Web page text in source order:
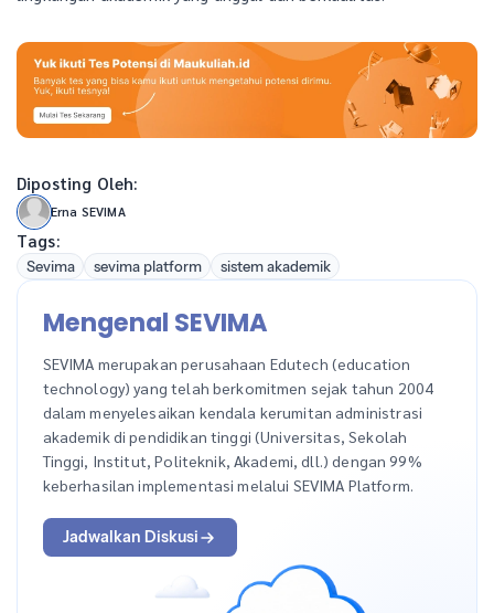
Diposting Oleh:
Erna SEVIMA
Tags:
Sevima sevima platform sistem akademik
Mengenal SEVIMA
SEVIMA merupakan perusahaan Edutech (education
technology) yang telah berkomitmen sejak tahun 2004
dalam menyelesaikan kendala kerumitan administrasi
akademik di pendidikan tinggi (Universitas, Sekolah
Tinggi, Institut, Politeknik, Akademi, dll.) dengan 99%
keberhasilan implementasi melalui SEVIMA Platform.
Jadwalkan Diskusi